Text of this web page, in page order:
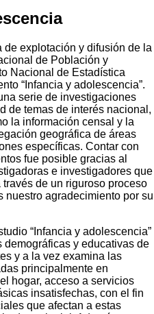
de explotación y difusión de la
de Población y
Nacional de Estadística
“Infancia y adolescencia”.
serie de investigaciones
de temas de interés nacional,
la información censal y la
geográfica de áreas
específicas. Contar con
fue posible gracias al
e investigadores que
de un riguroso proceso
nuestro agradecimiento por su
“Infancia y adolescencia”
y educativas de
y a la vez examina las
principalmente en
hogar, acceso a servicios
insatisfechas, con el fin
que afectan a estas